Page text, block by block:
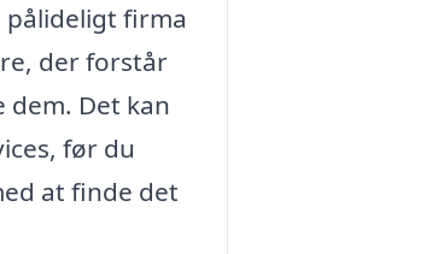
firma
der forstår
Det kan
før du
at finde det